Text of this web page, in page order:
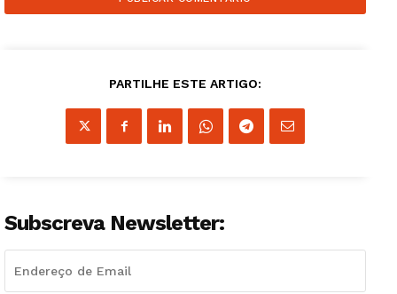
PARTILHE ESTE ARTIGO:
Subscreva Newsletter: